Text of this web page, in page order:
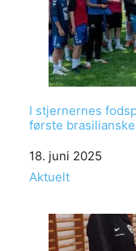
I stjernernes
første
Date
18. juni 2025
In relation to
Aktuelt